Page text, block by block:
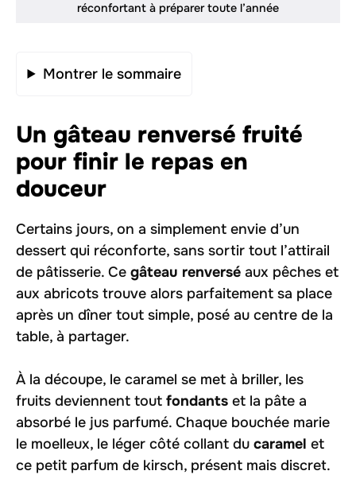
réconfortant à préparer toute l’année
Montrer le sommaire
Un gâteau renversé fruité
pour finir le repas en
douceur
Certains jours, on a simplement envie d’un
dessert qui réconforte, sans sortir tout l’attirail
de pâtisserie. Ce gâteau renversé aux pêches et
aux abricots trouve alors parfaitement sa place
après un dîner tout simple, posé au centre de la
table, à partager.
À la découpe, le caramel se met à briller, les
fruits deviennent tout fondants et la pâte a
absorbé le jus parfumé. Chaque bouchée marie
le moelleux, le léger côté collant du caramel et
ce petit parfum de kirsch, présent mais discret.